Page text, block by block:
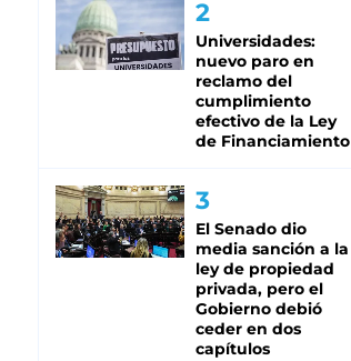
Universidades:
nuevo paro en
reclamo del
cumplimiento
efectivo de la Ley
de Financiamiento
El Senado dio
media sanción a la
ley de propiedad
privada, pero el
Gobierno debió
ceder en dos
capítulos